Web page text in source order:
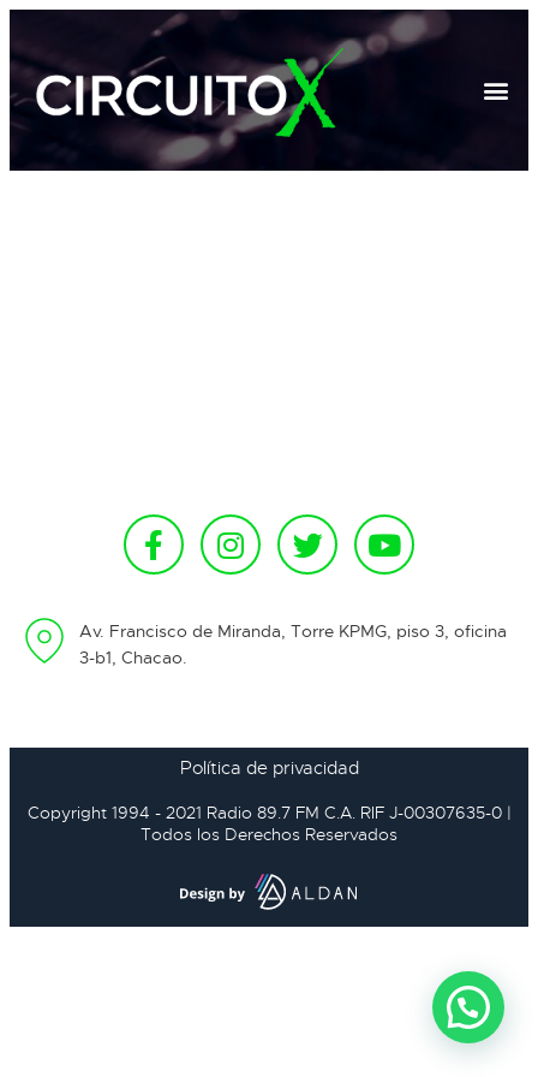
Av. Francisco de Miranda, Torre KPMG, piso 3, oficina
3-b1, Chacao.
Política de privacidad
Copyright 1994 - 2021 Radio 89.7 FM C.A. RIF J-00307635-0 |
Todos los Derechos Reservados